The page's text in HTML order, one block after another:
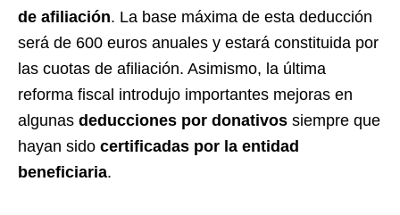
de afiliación. La base máxima de esta deducción
será de 600 euros anuales y estará constituida por
las cuotas de afiliación. Asimismo, la última
reforma fiscal introdujo importantes mejoras en
algunas deducciones por donativos siempre que
hayan sido certificadas por la entidad
beneficiaria.